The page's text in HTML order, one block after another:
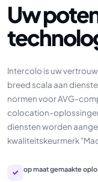
Uw potentieel, onze
Intercolo is uw
breed scala aan
normen voor AVG-
colocation-
diensten worden
kwaliteitskeurmerk
op maat gemaakte